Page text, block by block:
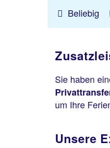
Beliebig
Sie haben
um Ihre
Unsere